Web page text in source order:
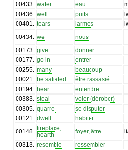
00433. water eau
00436. well puits
00401. tears larmes
00434. we
nous
00173. give
donner
00177. go in
entrer
00255. many
beaucoup
00021. be satiated
être rassasié
00194. hear
entendre
00383. steal
voler (dérober)
00305. quarrel
se disputer
00121. dwell
habiter
00148. fireplace,
hearth
foyer, âtre
00313. resemble
ressembler